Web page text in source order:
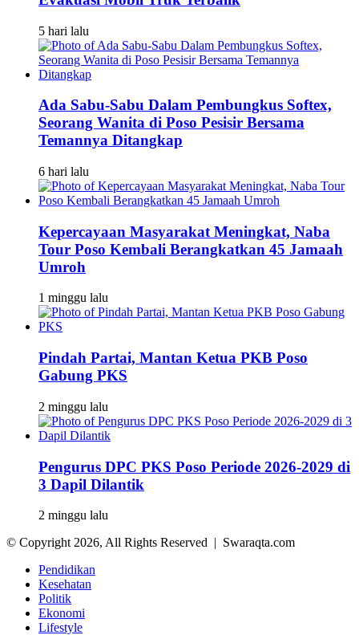
5 hari lalu
Ada Sabu-Sabu Dalam Pembungkus Softex,
Seorang Wanita di Poso Pesisir Bersama
Temannya Ditangkap
6 hari lalu
Kepercayaan Masyarakat Meningkat, Naba
Tour Poso Kembali Berangkatkan 45 Jamaah
Umroh
1 minggu lalu
Pindah Partai, Mantan Ketua PKB Poso
Gabung PKS
2 minggu lalu
Pengurus DPC PKS Poso Periode 2026-2029 di
3 Dapil Dilantik
2 minggu lalu
© Copyright 2026, All Rights Reserved | Swaraqta.com
Pendidikan
Kesehatan
Politik
Ekonomi
Lifestyle